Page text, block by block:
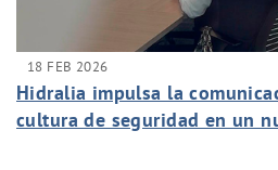
18 FEB 2026
Hidralia impulsa la
cultura de seguridad en un